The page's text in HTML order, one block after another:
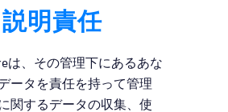
明責任
は、その管理下にあるあな
ータを責任を持って管理
関するデータの収集、使